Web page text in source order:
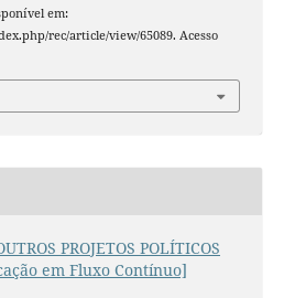
em:
rec/article/view/65089. Acesso
PROJETOS POLÍTICOS
em Fluxo Contínuo]